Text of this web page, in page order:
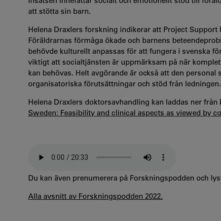
att stötta sin barn.
Helena Draxlers forskning indikerar att Project
Föräldrarnas förmåga ökade och barnens
behövde kulturellt anpassas för att fungera i svenska
viktigt att socialtjänsten är uppmärksam på när
kan behövas. Helt avgörande är också att den
organisatoriska förutsättningar och stöd från ledningen.
Helena Draxlers doktorsavhandling kan laddas ner från
Sweden: Feasibility and clinical aspects as viewed by
Du kan även prenumerera på Forskningspodden och
Alla avsnitt av Forskningspodden 2022.